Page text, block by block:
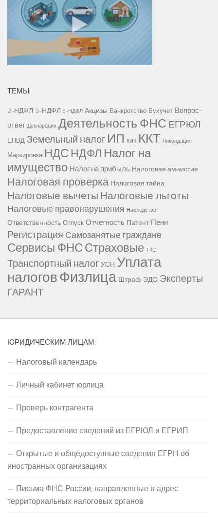
ТЕМЫ:
2-НДФЛ 3-НДФЛ 6-НДФЛ Акцизы Банкротство Бухучет Вопрос-
ответ Декларация Деятельность ФНС ЕГРЮЛ
ЕНВД Земельный налог ИП КИК ККТ Ликвидация
Маркировка НДС НДФЛ Налог на
имущество Налог на прибыль Налоговая амнистия
Налоговая проверка Налоговая тайна
Налоговые вычетыНалоговые льготы
Налоговые правонарушения Наследство
Ответственность Отпуск Отчетность Патент Пени
Регистрация Самозанятые граждане
Сервисы ФНССтраховые ТКС
Транспортный налогУСН Уплата
налоговФизлица Штраф ЭДО Эксперты
ГАРАНТ
ЮРИДИЧЕСКИМ ЛИЦАМ:
Налоговый календарь
Личный кабинет юрлица
Проверь контрагента
Предоставление сведений из ЕГРЮЛ и ЕГРИП
Открытые и общедоступные сведения ЕГРН об
иностранных организациях
Письма ФНС России, направленные в адрес
территориальных налоговых органов